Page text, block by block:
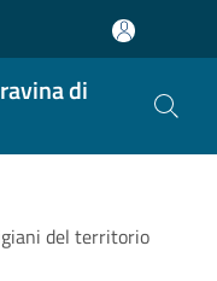
di
del territorio